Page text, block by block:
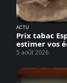
ACTU
Prix tabac
estimer vos
5 août 2026